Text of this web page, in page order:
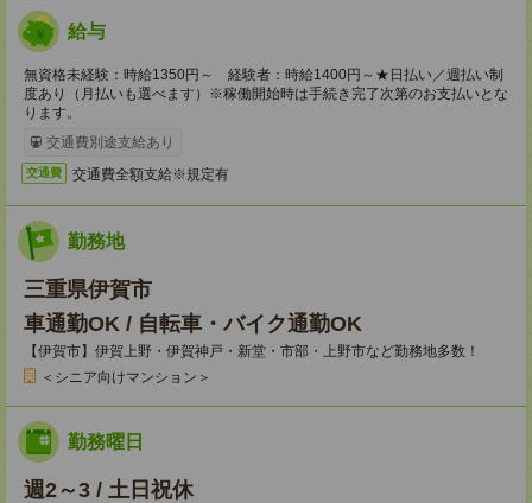
給与
無資格未経験：時給1350円～ 経験者：時給1400円～★日払い／週払い制
度あり（月払いも選べます）※稼働開始時は手続き完了次第のお支払いとな
ります。
交通費別途支給あり
交通費 交通費全額支給※規定有
勤務地
三重県伊賀市
車通勤OK / 自転車・バイク通勤OK
【伊賀市】伊賀上野・伊賀神戸・新堂・市部・上野市など勤務地多数！
＜シニア向けマンション＞
勤務曜日
週2～3 / 土日祝休